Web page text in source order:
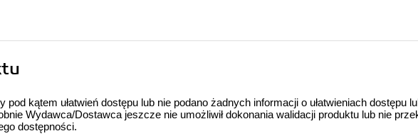
pod kątem ułatwień dostępu lub nie podano żadnych informacji o ułatwieniach dostępu
Wydawca/Dostawca jeszcze nie umożliwił dokonania walidacji produktu lub nie
dostępności.